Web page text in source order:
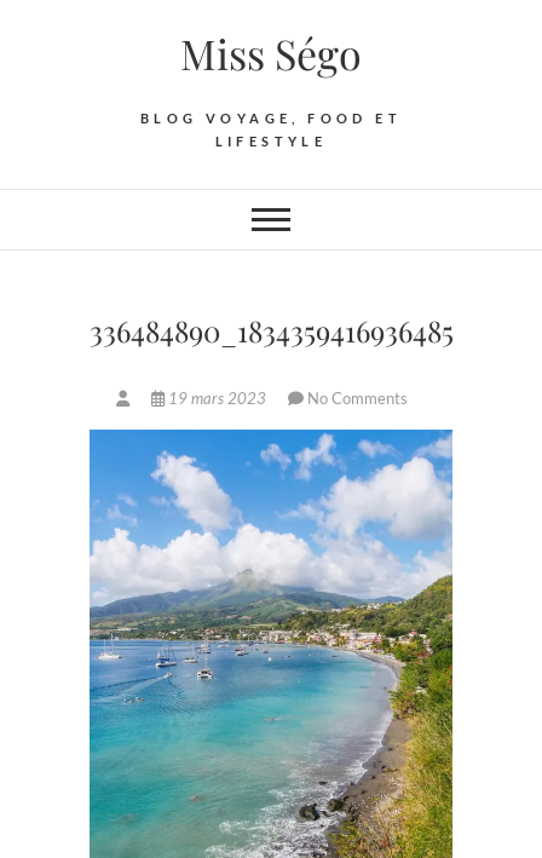
Miss Ségo
BLOG VOYAGE, FOOD ET
LIFESTYLE
19 mars 2023 No Comments